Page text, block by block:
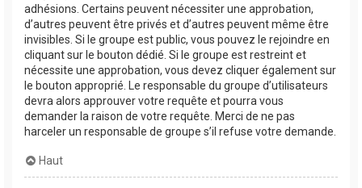
adhésions. Certains peuvent nécessiter une approbation,
d’autres peuvent être privés et d’autres peuvent même être
invisibles. Si le groupe est public, vous pouvez le rejoindre en
cliquant sur le bouton dédié. Si le groupe est restreint et
nécessite une approbation, vous devez cliquer également sur
le bouton approprié. Le responsable du groupe d’utilisateurs
devra alors approuver votre requête et pourra vous
demander la raison de votre requête. Merci de ne pas
harceler un responsable de groupe s’il refuse votre demande.
Haut